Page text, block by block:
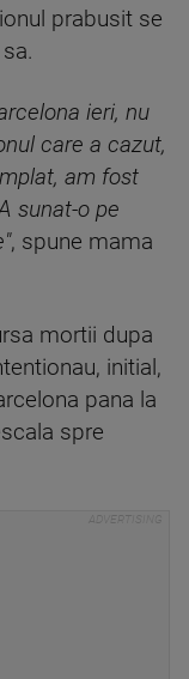
prabusit se
ieri, nu
care a cazut,
am fost
sunat-o pe
, spune mama
mortii dupa
initial,
pana la
spre